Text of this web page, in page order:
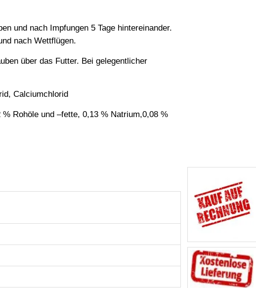
und nach Impfungen 5 Tage hintereinander.
nach Wettflügen.
über das Futter. Bei gelegentlicher
Calciumchlorid
Rohöle und –fette, 0,13 % Natrium,0,08 %